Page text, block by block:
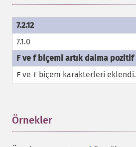
7.1.0
F ve f biçem karakterleri eklendi.
Örnekler